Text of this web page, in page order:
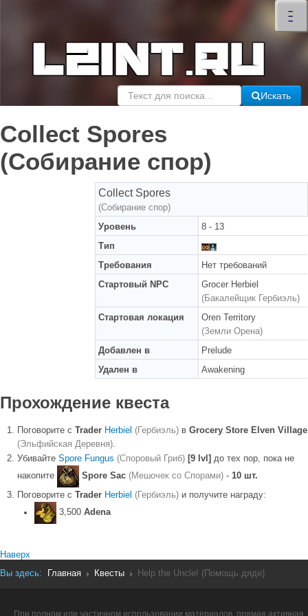
–
–
–
×
Искать
Collect Spores
(Собирание спор)
Collect Spores
(Собирание спор)
Уровень
8 - 13
Тип
Требования
Нет требований
Стартовый NPC
Grocer Herbiel
(Бакалейщик Гербиэль)
Стартовая локация
Oren Territory
(Земли Орена)
Добавлен в
Prelude
Удален в
Awakening
Прохождение квеста
Поговорите с Trader Herbiel (Гербиэль) в Grocery Store Elven Village
(Эльфийская Деревня).
Убивайте Spore Fungus (Споровый Гриб) [9 lvl] до тех пор, пока не
накопите
Spore Sac (Мешочек со Спорами) - 10 шт.
Поговорите с Trader Herbiel (Гербиэль) и получите награду:
3,500 Adena
Наверх
Вы здесь:
Главная Квесты Help the Uncle! (Помощь дяде)